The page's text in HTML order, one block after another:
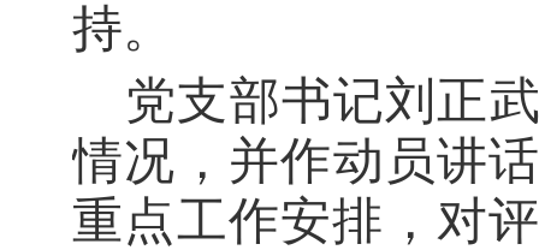
持。
党支部书记刘正
情况，并作动员讲
重点工作安排，对